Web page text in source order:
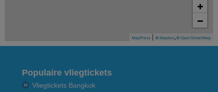
+
−
MapPress © Mapbox © OpenStreetMap
Populaire vliegtickets
Vliegtickets Bangkok